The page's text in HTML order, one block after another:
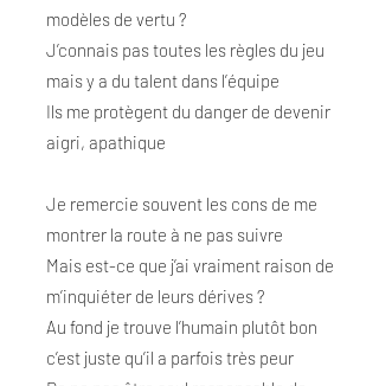
modèles de vertu ?
J’connais pas toutes les règles du jeu
mais y a du talent dans l’équipe
Ils me protègent du danger de devenir
aigri, apathique
Je remercie souvent les cons de me
montrer la route à ne pas suivre
Mais est-ce que j’ai vraiment raison de
m’inquiéter de leurs dérives ?
Au fond je trouve l’humain plutôt bon
c’est juste qu’il a parfois très peur